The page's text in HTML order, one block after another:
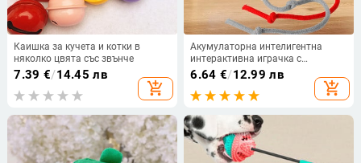
Каишка за кучета и котки в
няколко цвята със звънче
7.39 €/14.45 лв
add_shopping_cart
Акумулаторна интелигентна
интерактивна играчка с
автоматична търкаляща се
топка Котки Продукти за
домашни любимци Нова
кучета Симулирана опашка за
котка
6.64 €/12.99 лв
add_shopping_cart